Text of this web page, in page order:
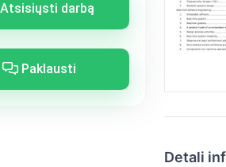
darbą
Paklausti
Detali